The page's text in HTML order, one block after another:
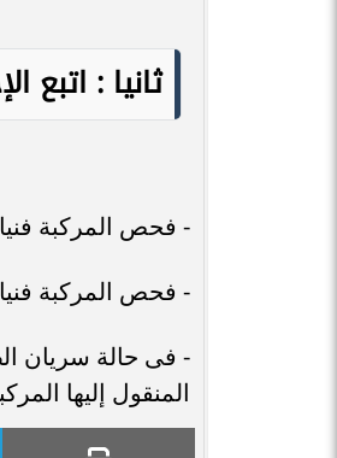
ثانيا : اتبع
- فحص المركبة فنيا
- فحص المركبة فنيا
- فى حالة سريان
المنقول إليها